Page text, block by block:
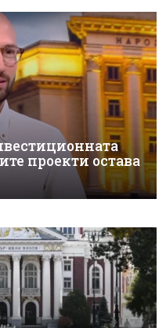
проекти остава